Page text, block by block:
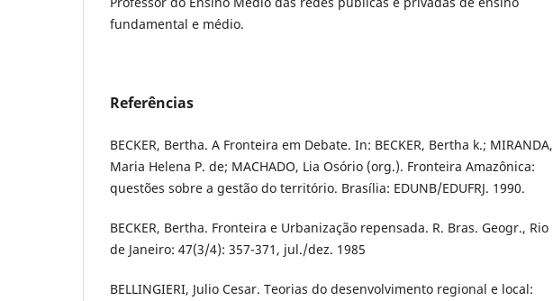
fundamental e médio.
Referências
BECKER, Bertha. A Fronteira em Debate. In: BECKER, Bertha k.; MIRANDA,
Maria Helena P. de; MACHADO, Lia Osório (org.). Fronteira Amazônica:
questões sobre a gestão do território. Brasília: EDUNB/EDUFRJ. 1990.
BECKER, Bertha. Fronteira e Urbanização repensada. R. Bras. Geogr., Rio
de Janeiro: 47(3/4): 357-371, jul./dez. 1985
BELLINGIERI, Julio Cesar. Teorias do desenvolvimento regional e local: